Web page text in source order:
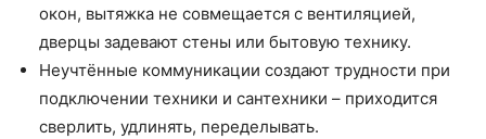
окон, вытяжка не совмещается с вентиляцией,
дверцы задевают стены или бытовую технику.
Неучтённые коммуникации создают трудности при
подключении техники и сантехники – приходится
сверлить, удлинять, переделывать.